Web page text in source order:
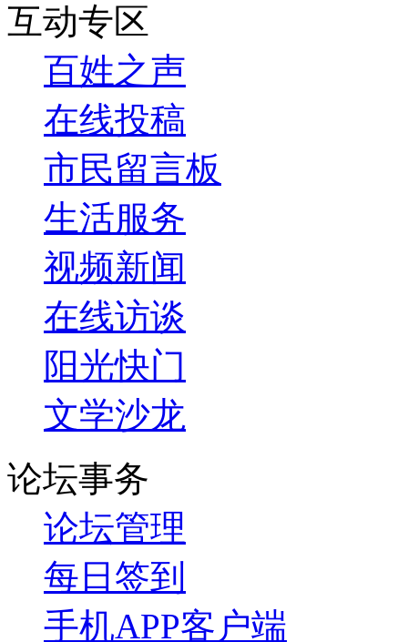
互动专区
百姓之声
在线投稿
市民留言板
生活服务
视频新闻
在线访谈
阳光快门
文学沙龙
论坛事务
论坛管理
每日签到
手机APP客户端